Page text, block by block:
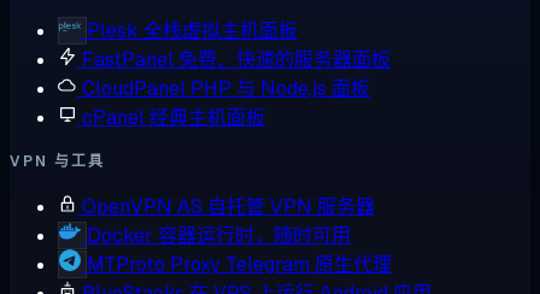
Plesk 全栈虚拟主机面板
FastPanel 免费、快速的服务器面板
CloudPanel PHP 与 Node.js 面板
cPanel经典主机面板
VPN 与工具
OpenVPN AS 自托管 VPN 服务器
Docker 容器运行时，随时可用
MTProto Proxy Telegram 原生代理